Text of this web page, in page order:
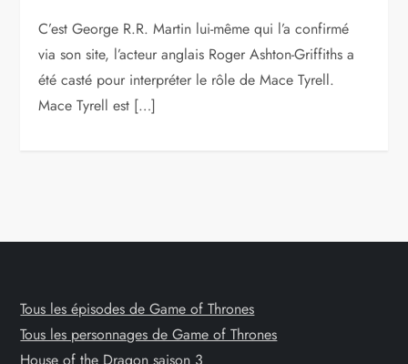
C’est George R.R. Martin lui-même qui l’a confirmé
via son site, l’acteur anglais Roger Ashton-Griffiths a
été casté pour interpréter le rôle de Mace Tyrell.
Mace Tyrell est […]
Tous les épisodes de Game of Thrones
Tous les personnages de Game of Thrones